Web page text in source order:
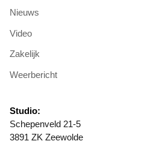
Nieuws
Video
Zakelijk
Weerbericht
Studio:
Schepenveld 21-5
3891 ZK Zeewolde